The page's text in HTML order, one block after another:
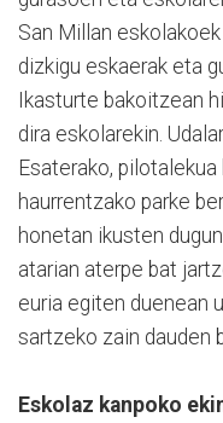
San Millan
dizkigu eskaerak eta
Ikasturte bakoitzean
dira eskolarekin.
Esaterako,
haurrentzako parke
honetan ikusten
atarian aterpe bat
euria egiten duenean
sartzeko zain dauden
Eskolaz kanpoko